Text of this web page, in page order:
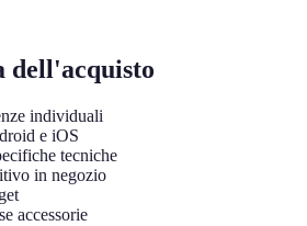
dell'acquisto
individuali
e iOS
tecniche
in negozio
accessorie